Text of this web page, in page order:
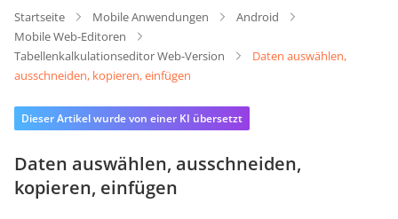
Startseite Mobile Anwendungen
Android
Mobile Web-Editoren
Tabellenkalkulationseditor Web-Version
Daten auswählen,
ausschneiden, kopieren, einfügen
Dieser Artikel wurde von einer KI übersetzt
Daten auswählen, ausschneiden,
kopieren, einfügen